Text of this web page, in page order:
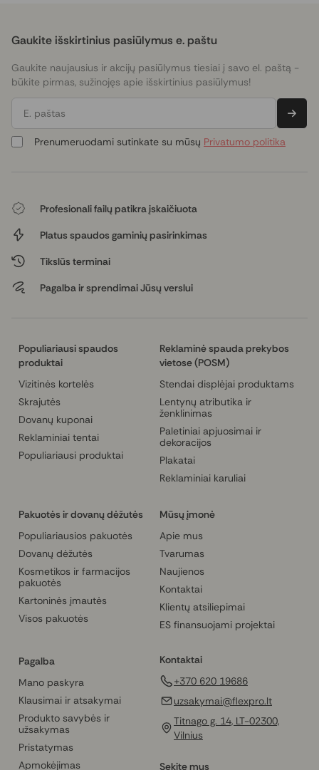
Gaukite išskirtinius pasiūlymus e. paštu
Gaukite naujausius ir akcijų pasiūlymus tiesiai į savo el. paštą -
būkite pirmas, sužinojęs apie išskirtinius pasiūlymus!
E. paštas
Prenumeruodami sutinkate su mūsų Privatumo politika
Profesionali failų patikra įskaičiuota
Platus spaudos gaminių pasirinkimas
Tikslūs terminai
Pagalba ir sprendimai Jūsų verslui
Populiariausi spaudos
produktai
Vizitinės kortelės
Skrajutės
Dovanų kuponai
Reklaminiai tentai
Populiariausi produktai
Reklaminė spauda prekybos
vietose (POSM)
Stendai displėjai produktams
Lentynų atributika ir
ženklinimas
Paletiniai apjuosimai ir
dekoracijos
Plakatai
Reklaminiai karuliai
Pakuotės ir dovanų dėžutės
Populiariausios pakuotės
Dovanų dėžutės
Kosmetikos ir farmacijos
pakuotės
Kartoninės įmautės
Visos pakuotės
Mūsų įmonė
Apie mus
Tvarumas
Naujienos
Kontaktai
Klientų atsiliepimai
ES finansuojami projektai
Pagalba
Mano paskyra
Klausimai ir atsakymai
Produkto savybės ir
užsakymas
Pristatymas
Apmokėjimas
Kontaktai
+370 620 19686
uzsakymai@flexpro.lt
Titnago g. 14, LT-02300,
Vilnius
Sekite mus